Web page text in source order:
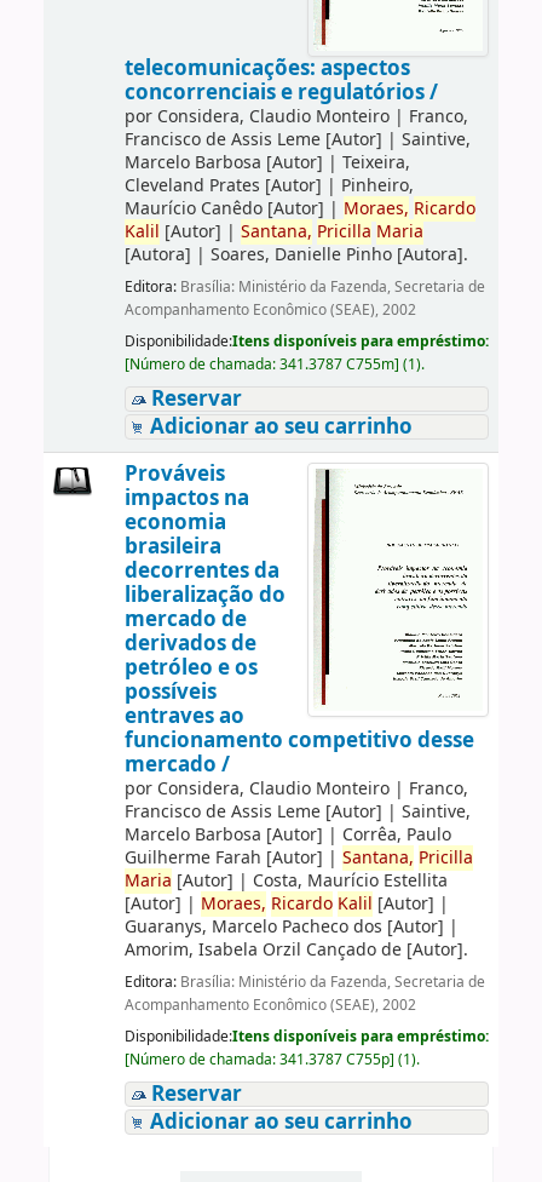
telecomunicações: aspectos
concorrenciais e regulatórios /
por Considera, Claudio Monteiro| Franco,
Francisco de Assis Leme[Autor] | Saintive,
Marcelo Barbosa [Autor] | Teixeira,
Cleveland Prates [Autor] | Pinheiro,
Maurício Canêdo[Autor] | Moraes, Ricardo
Kalil [Autor] | Santana, Pricilla Maria
[Autora] | Soares, Danielle Pinho[Autora].
Editora: Brasília: Ministério da Fazenda, Secretaria de
Acompanhamento Econômico (SEAE), 2002
Disponibilidade:Itens disponíveis para empréstimo:
[Número de chamada:341.3787 C755m] (1).
Reservar
Adicionar ao seu carrinho
Prováveis
impactos na
economia
brasileira
decorrentes da
liberalização do
mercado de
derivados de
petróleo e os
possíveis
entraves ao
funcionamento competitivo desse
mercado /
por Considera, Claudio Monteiro| Franco,
Francisco de Assis Leme[Autor] | Saintive,
Marcelo Barbosa [Autor] | Corrêa, Paulo
Guilherme Farah [Autor] | Santana, Pricilla
Maria [Autor] | Costa, Maurício Estellita
[Autor] | Moraes, Ricardo Kalil [Autor] |
Guaranys, Marcelo Pacheco dos [Autor] |
Amorim, Isabela Orzil Cançado de[Autor].
Editora: Brasília: Ministério da Fazenda, Secretaria de
Acompanhamento Econômico (SEAE), 2002
Disponibilidade:Itens disponíveis para empréstimo:
[Número de chamada:341.3787 C755p] (1).
Reservar
Adicionar ao seu carrinho